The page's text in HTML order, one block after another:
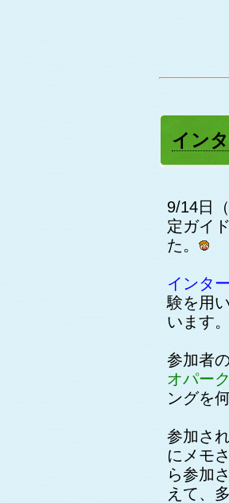
イン
9/14日
定ガイ
た。
インタ
験を用
います
参加者
オパー
ングを
参加さ
にメモ
ら参加
えて、